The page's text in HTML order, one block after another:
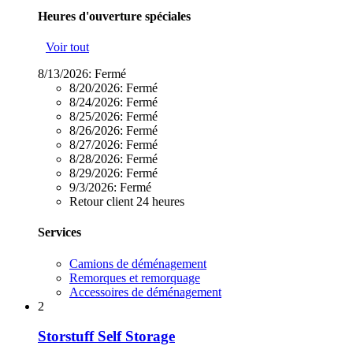
Heures d'ouverture spéciales
Voir tout
8/13/2026: Fermé
8/20/2026: Fermé
8/24/2026: Fermé
8/25/2026: Fermé
8/26/2026: Fermé
8/27/2026: Fermé
8/28/2026: Fermé
8/29/2026: Fermé
9/3/2026: Fermé
Retour client 24 heures
Services
Camions de déménagement
Remorques et remorquage
Accessoires de déménagement
2
Storstuff Self Storage